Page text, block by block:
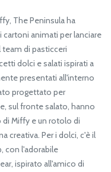
The Peninsula ha
animati per lanciare
di pasticceri
dolci e salati ispirati a
presentati all'interno
progettato per
sul fronte salato, hanno
Miffy e un rotolo di
creativa. Per i dolci, c'è il
con l'adorabile
ispirato all'amico di